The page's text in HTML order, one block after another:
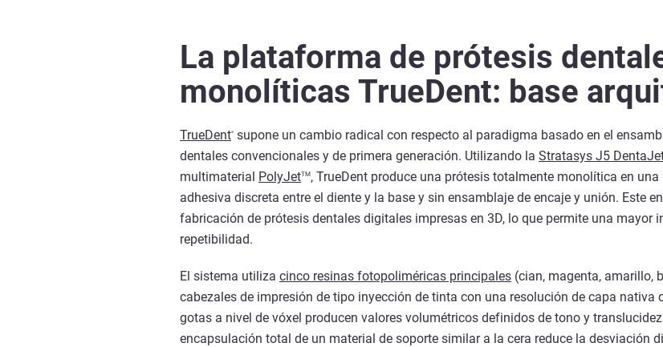
La plataforma de prótesis
monolíticas TrueDent: base
TrueDent®
supone un cambio radical con respecto al paradigma basado en el
dentales convencionales y de primera generación. Utilizando la Stratasys J5
multimaterial PolyJetTM , TrueDent produce una prótesis totalmente monolítica en
adhesiva discreta entre el diente y la base y sin ensamblaje de encaje y unión. Este
fabricación de prótesis dentales digitales impresas en 3D, lo que permite una mayor
repetibilidad.
El sistema utiliza cinco resinas fotopoliméricas principales (cian, magenta, amarillo,
cabezales de impresión de tipo inyección de tinta con una resolución de capa nativa
gotas a nivel de vóxel producen valores volumétricos definidos de tono y
encapsulación total de un material de soporte similar a la cera reduce la desviación